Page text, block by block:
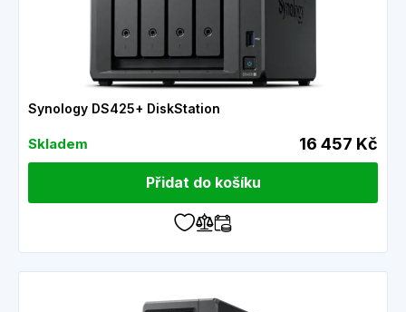
Synology DS425+ DiskStation
Skladem 16 457 Kč
Přidat do košíku